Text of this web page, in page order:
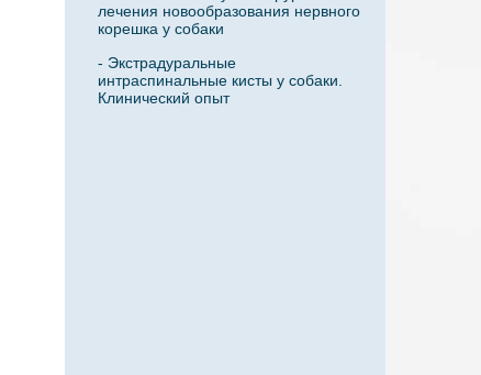
лечения новообразования нервного
корешка у собаки
- Экстрадуральные
интраспинальные кисты у собаки.
Клинический опыт